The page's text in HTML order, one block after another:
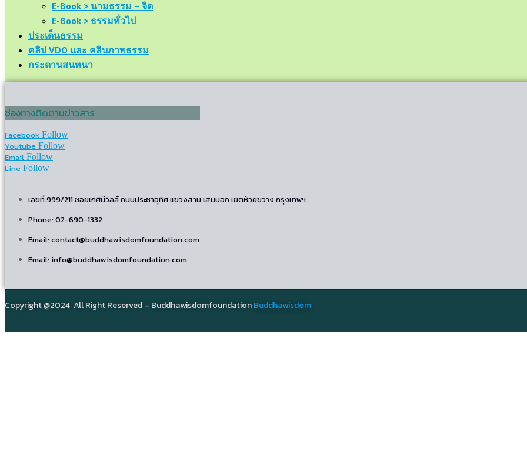
E-Book > นามธรรม – จิต
E-Book > ธรรมทั่วไป
ประเด็นธรรม
คลิป VDO และ คลิบภาพธรรม
กระดานสนทนา
ช่องทางติดตามข่าวสาร
Facebook Follow
Youtube Follow
Email Follow
Line Follow
เลขที่ 999/211 ซอยเกศินีวิลล์ ถนนประชาอุทิศ แขวงสาม เสนนอก เขตห้วยขวาง กรุงเทพฯ
Phone: 02-690-1332
Email: contact@buddhawisdomfoundation.com
Email: info@buddhawisdomfoundation.com
Copyright @2024 All Right Reserved – BuddhawisdomfoundationBuddhawisdom